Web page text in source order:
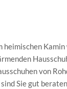
heimischen
von
Sie gut